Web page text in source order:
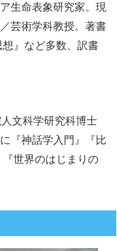
生命表象研究家。現
芸術学科教授。著書
』など多数、訳書
文科学研究科博士
『神話学入門』『比
世界のはじまりの